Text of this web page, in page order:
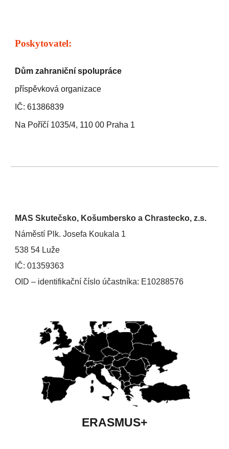
Poskytovatel:
Dům zahraniční spolupráce
příspěvková organizace
IČ: 61386839
Na Poříčí 1035/4, 110 00 Praha 1
MAS Skutečsko, Košumbersko a Chrastecko, z.s.
Náměstí Plk. Josefa Koukala 1
538 54 Luže
IČ: 01359363
OID – identifikační číslo účastníka: E10288576
ERASMUS+